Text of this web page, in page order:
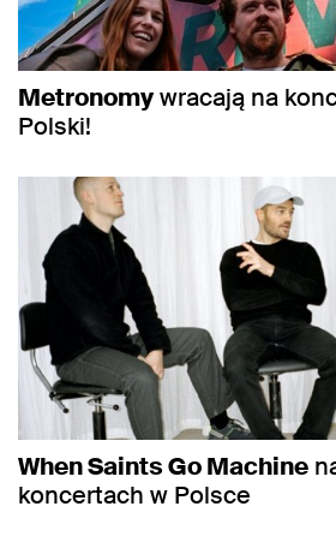
Metronomywracają na
Polski!
When Saints Go Machine
koncertach w Polsce